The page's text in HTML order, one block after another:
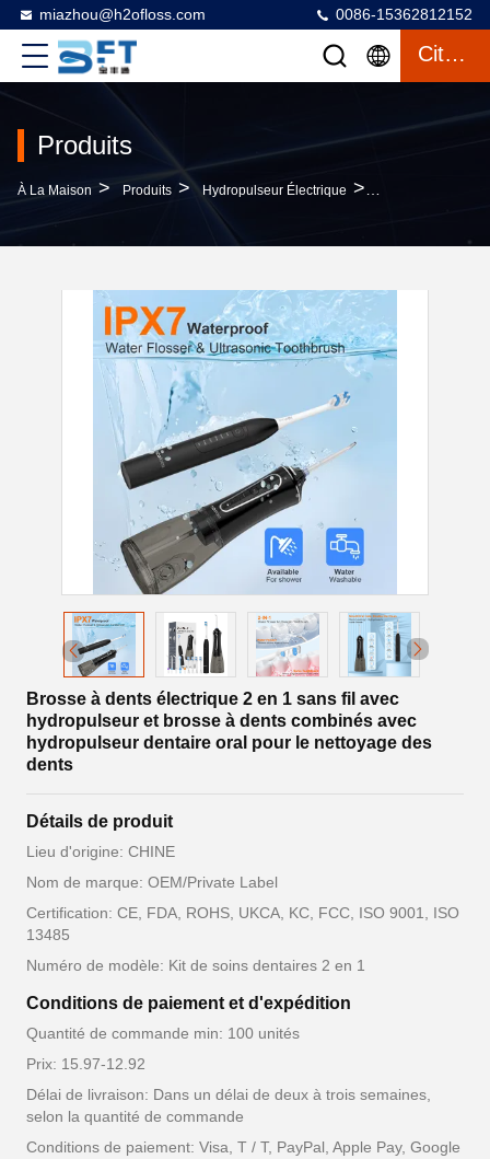
miazhou@h2ofloss.com 0086-15362812152
Citation
Produits
À La Maison > Produits > Hydropulseur Électrique >
Brosse à dents électrique 2 en 1 sans fil avec
hydropulseur et brosse à dents combinés avec
hydropulseur dentaire oral pour le nettoyage des
dents
Détails de produit
Lieu d'origine: CHINE
Nom de marque: OEM/Private Label
Certification: CE, FDA, ROHS, UKCA, KC, FCC, ISO 9001, ISO
13485
Numéro de modèle: Kit de soins dentaires 2 en 1
Conditions de paiement et d'expédition
Quantité de commande min: 100 unités
Prix: 15.97-12.92
Délai de livraison: Dans un délai de deux à trois semaines,
selon la quantité de commande
Conditions de paiement: Visa, T / T, PayPal, Apple Pay, Google